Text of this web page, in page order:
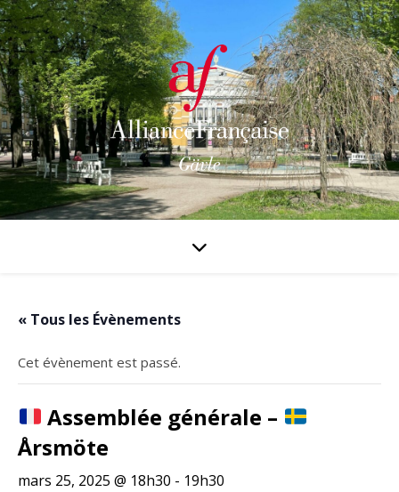
« Tous les Évènements
Cet évènement est passé.
Assemblée générale –
Årsmöte
mars 25, 2025 @ 18h30 - 19h30